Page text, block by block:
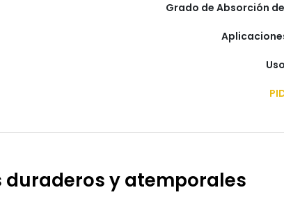
Grado de Absorción
duraderos y atemporales